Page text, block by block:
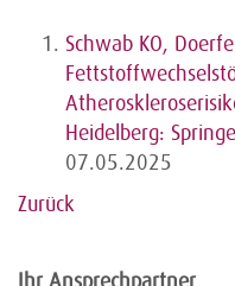
Schwab KO,
Heidelberg:
07.05.2025
Zurück